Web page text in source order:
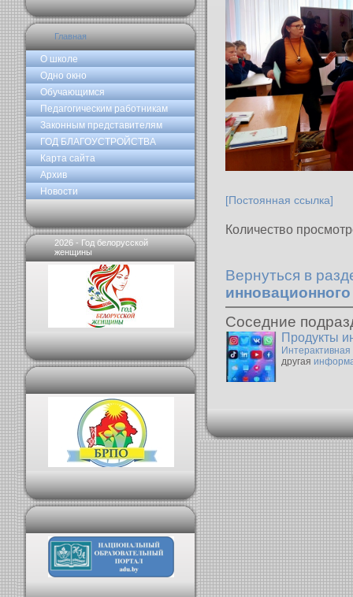
Главная
О школе
Одно окно
Обучающимся
Педагогическим работникам
Законным представителям
ГОД БЛАГОУСТРОЙСТВА
Карта сайта
Архив
Новости
2026 - Год белорусской
женщины
[Постоянная ссылка]
Количество
Вернуться в
инновационного
Соседние
Продукты
Интерактивная
другая